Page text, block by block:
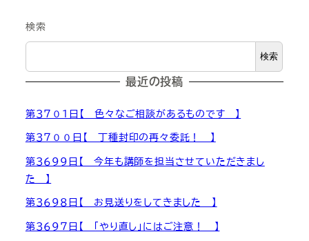
検索
検索
最近の投稿
第３７０１日【 色々なご相談があるものです 】
第３７００日【 丁種封印の再々委託！ 】
第３６９９日【 今年も講師を担当させていただきまし
た 】
第３６９８日【 お見送りをしてきました 】
第３６９７日【 「やり直し」にはご注意！ 】